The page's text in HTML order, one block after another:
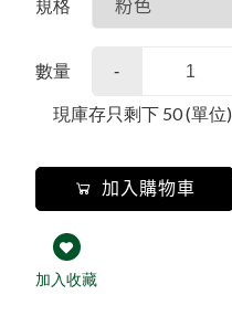
涼感衣/褲
防曬外套
袖套/手套
冬季衣褲
抗暑配件
防寒配件
冬季衣褲
抗暑配件
防寒配件
男內衣褲
配件
吸汗/涼感透氣
抑菌消臭
機能系列
膠原蛋白
五趾襪
居家用品 毛巾浴巾/袍
小方巾
乾髮帽
保健護具
貝柔
秋冬防寒
毛帽
保暖衣褲
保暖手套
新春特賣
規格
數量 -
現庫存只剩下 50(單位)
加入購物車
加入收藏